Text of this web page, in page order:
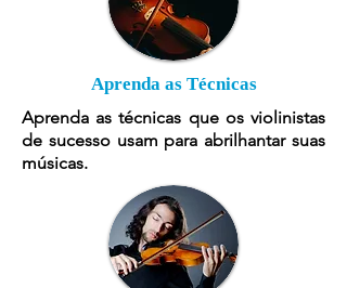
Aprenda as Técnicas
Aprenda as técnicas que os violinistas
de sucesso usam para abrilhantar suas
músicas.